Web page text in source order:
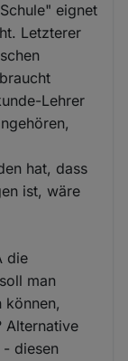
eignet
Letzterer
Lehrer
hat, dass
ist, wäre
die
man
können,
Alternative
- diesen